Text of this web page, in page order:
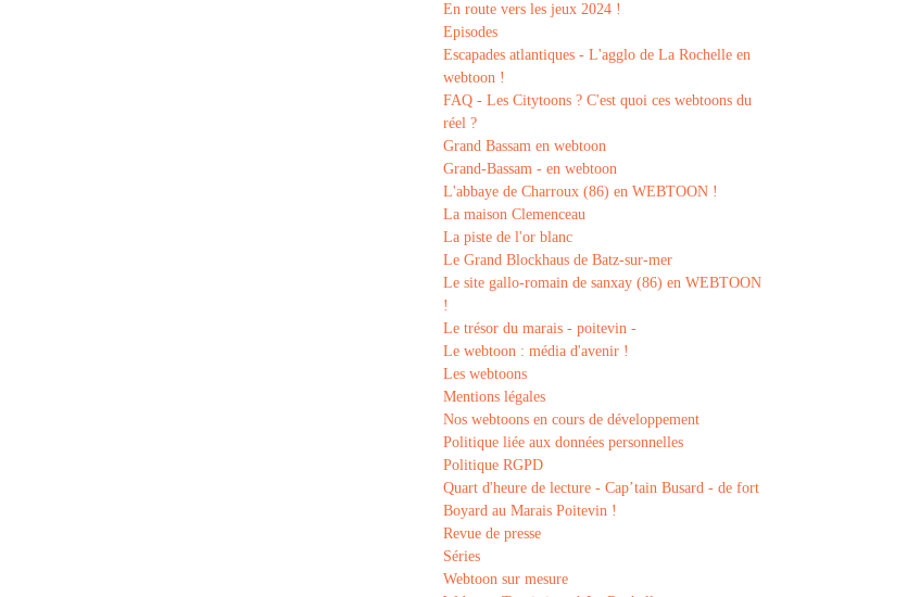
En route vers les jeux 2024 !
Episodes
Escapades atlantiques - L'agglo de La Rochelle en
webtoon !
FAQ - Les Citytoons ? C'est quoi ces webtoons du
réel ?
Grand Bassam en webtoon
Grand-Bassam - en webtoon
L'abbaye de Charroux (86) en WEBTOON !
La maison Clemenceau
La piste de l'or blanc
Le Grand Blockhaus de Batz-sur-mer
Le site gallo-romain de sanxay (86) en WEBTOON
!
Le trésor du marais - poitevin -
Le webtoon : média d'avenir !
Les webtoons
Mentions légales
Nos webtoons en cours de développement
Politique liée aux données personnelles
Politique RGPD
Quart d'heure de lecture - Cap’tain Busard - de fort
Boyard au Marais Poitevin !
Revue de presse
Séries
Webtoon sur mesure